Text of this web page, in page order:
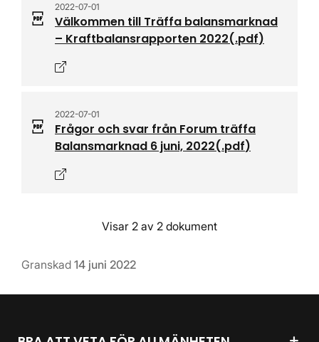
2022-07-01
Välkommen till Träffa balansmarknad
– Kraftbalansrapporten 2022(.pdf)
2022-07-01
Frågor och svar från Forum träffa
Balansmarknad 6 juni, 2022(.pdf)
Visar 2 av 2 dokument
Granskad 14 juni 2022